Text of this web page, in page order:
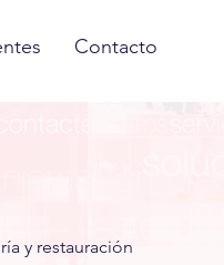
Contacto
y restauración